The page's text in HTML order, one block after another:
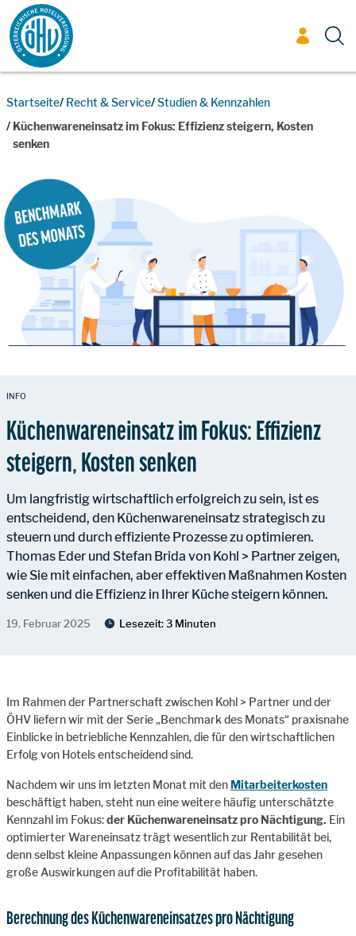
Zum Inhalt
Startseite Recht & Service Studien & Kennzahlen
Küchenwareneinsatz im Fokus: Effizienz steigern, Kosten
senken
INFO
Küchenwareneinsatz im Fokus: Effizienz
steigern, Kosten senken
Um langfristig wirtschaftlich erfolgreich zu sein, ist es
entscheidend, den Küchenwareneinsatz strategisch zu
steuern und durch effiziente Prozesse zu optimieren.
Thomas Eder und Stefan Brida von Kohl > Partner zeigen,
wie Sie mit einfachen, aber effektiven Maßnahmen Kosten
senken und die Effizienz in Ihrer Küche steigern können.
19. Februar 2025 Lesezeit:3 Minuten
Im Rahmen der Partnerschaft zwischen Kohl > Partner und der
ÖHV liefern wir mit der Serie „Benchmark des Monats“ praxisnahe
Einblicke in betriebliche Kennzahlen, die für den wirtschaftlichen
Erfolg von Hotels entscheidend sind.
Nachdem wir uns im letzten Monat mit den Mitarbeiterkosten
beschäftigt haben, steht nun eine weitere häufig unterschätzte
Kennzahl im Fokus:der Küchenwareneinsatz pro Nächtigung. Ein
optimierter Wareneinsatz trägt wesentlich zur Rentabilität bei,
denn selbst kleine Anpassungen können auf das Jahr gesehen
große Auswirkungen auf die Profitabilität haben.
Berechnung des Küchenwareneinsatzes pro Nächtigung